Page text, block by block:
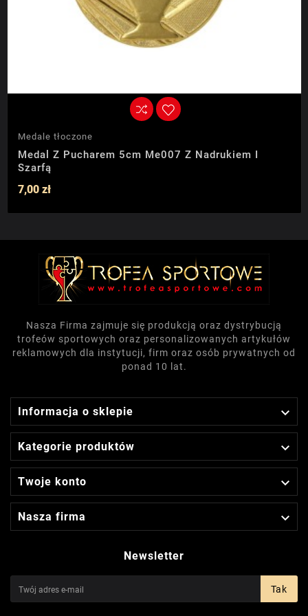
Medale tłoczone
Medal Z Pucharem 5cm Me007 Z Nadrukiem I
Szarfą
7,00 zł
Nasza Firma zajmuje się produkcją oraz dystrybucją
trofeów sportowych oraz personalizowanych artykułów
reklamowych dla instytucji, firm oraz osób prywatnych od
ponad 10 lat.
Informacja o sklepie 
Kategorie produktów 
Twoje konto 
Nasza firma 
Newsletter
Tak